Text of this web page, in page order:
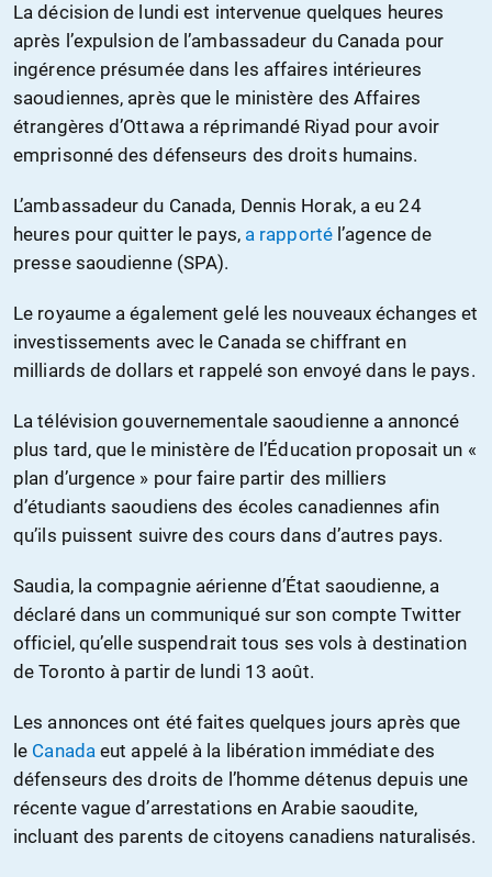
La décision de lundi est intervenue quelques heures
après l’expulsion de l’ambassadeur du Canada pour
ingérence présumée dans les affaires intérieures
saoudiennes, après que le ministère des Affaires
étrangères d’Ottawa a réprimandé Riyad pour avoir
emprisonné des défenseurs des droits humains.
L’ambassadeur du Canada, Dennis Horak, a eu 24
heures pour quitter le pays, a rapportél’agence de
presse saoudienne (SPA).
Le royaume a également gelé les nouveaux échanges et
investissements avec le Canada se chiffrant en
milliards de dollars et rappelé son envoyé dans le pays.
La télévision gouvernementale saoudienne a annoncé
plus tard, que le ministère de l’Éducation proposait un «
plan d’urgence » pour faire partir des milliers
d’étudiants saoudiens des écoles canadiennes afin
qu’ils puissent suivre des cours dans d’autres pays.
Saudia, la compagnie aérienne d’État saoudienne, a
déclaré dans un communiqué sur son compte Twitter
officiel, qu’elle suspendrait tous ses vols à destination
de Toronto à partir de lundi 13 août.
Les annonces ont été faites quelques jours après que
le Canadaeut appelé à la libération immédiate des
défenseurs des droits de l’homme détenus depuis une
récente vague d’arrestations en Arabie saoudite,
incluant des parents de citoyens canadiens naturalisés.